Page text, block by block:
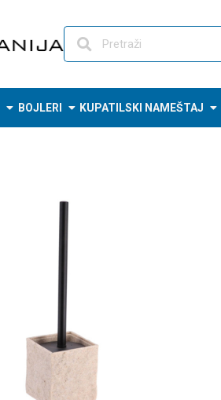
BOJLERI KUPATILSKI NAMEŠTAJ